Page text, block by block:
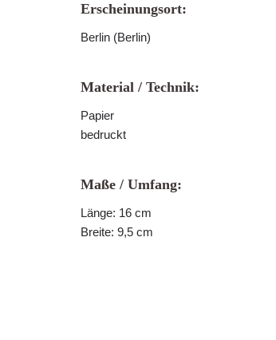
Erscheinungsort:
Berlin (Berlin)
Material / Technik:
Papier
bedruckt
Maße / Umfang:
Länge: 16 cm
Breite: 9,5 cm